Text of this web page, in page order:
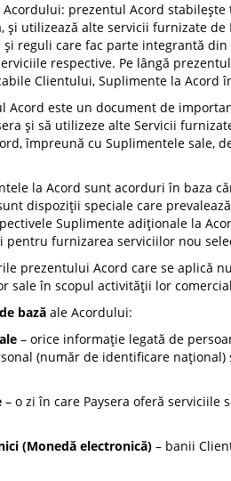
Acordului: prezentul Acord
și utilizează alte servicii furnizate
reguli care fac parte integrantă
respective. Pe lângă
Clientului, Suplimente la Acord
Acord este un document de
și să utilizeze alte Servicii
împreună cu Suplimentele sale,
la Acord sunt acorduri în baza
dispoziții speciale care
Suplimente adiționale la
pentru furnizarea serviciilor nou
prezentului Acord care se aplică
sale în scopul activității lor
bază ale Acordului:
– orice informație legată de
(număr de identificare
– o zi în care Paysera oferă
(Monedă electronică) – banii